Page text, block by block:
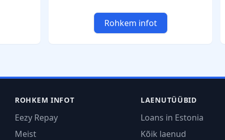
Rohkem infot
ROHKEM INFOT
Eezy Repay
Meist
LAENUTÜÜBID
Loans in Estonia
Kõik laenud